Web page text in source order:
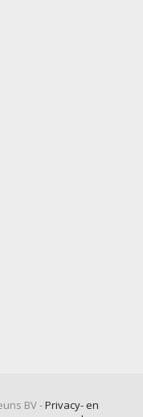
BV -Privacy- en